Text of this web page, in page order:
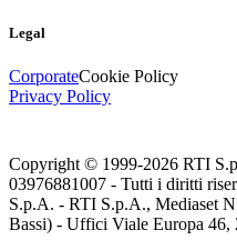
Legal
CorporateCookie Policy
Privacy Policy
Copyright © 1999-2026 RTI
03976881007 - Tutti i diritti
S.p.A. - RTI S.p.A., Mediaset
Bassi) - Uffici Viale Europa